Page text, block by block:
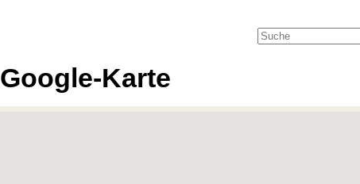
Google-Karte